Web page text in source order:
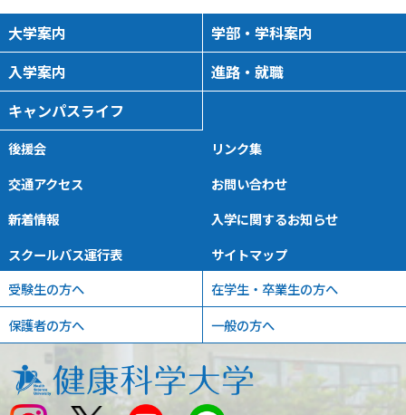
大学案内
学部・学科案内
入学案内
進路・就職
キャンパスライフ
後援会
リンク集
交通アクセス
お問い合わせ
新着情報
入学に関するお知らせ
スクールバス運行表
サイトマップ
受験生の方へ
在学生・卒業生の方へ
保護者の方へ
一般の方へ